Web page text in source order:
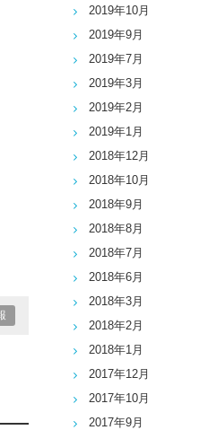
2019年10月
2019年9月
2019年7月
2019年3月
2019年2月
2019年1月
2018年12月
2018年10月
2018年9月
2018年8月
2018年7月
2018年6月
2018年3月
2018年2月
2018年1月
2017年12月
2017年10月
2017年9月